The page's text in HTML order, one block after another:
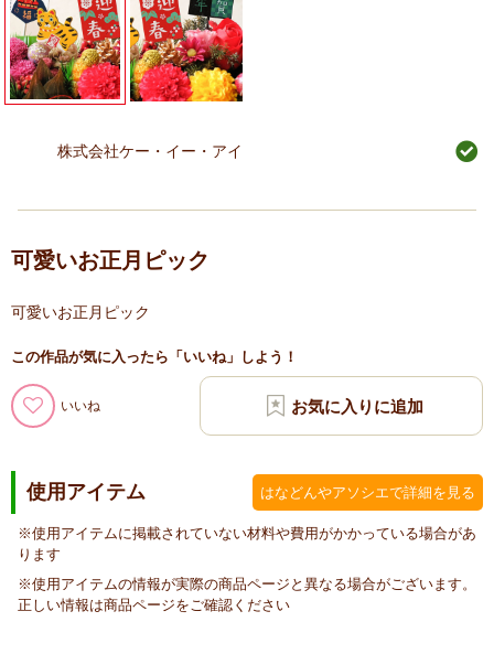
株式会社ケー・イー・アイ
可愛いお正月ピック
可愛いお正月ピック
この作品が気に入ったら「いいね」しよう！
いいね
使用アイテム はなどんやアソシエで詳細を見る
※使用アイテムに掲載されていない材料や費用がかかっている場合があ
ります
※使用アイテムの情報が実際の商品ページと異なる場合がございます。
正しい情報は商品ページをご確認ください